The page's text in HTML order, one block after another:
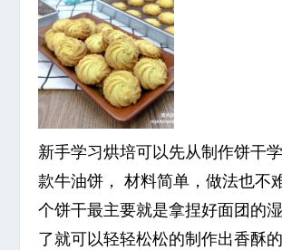
新手学习烘培可以先从制作饼干
款牛油饼， 材料简单，做法也不
个饼干最主要就是拿捏好面团的
了就可以轻轻松松的制作出香酥的